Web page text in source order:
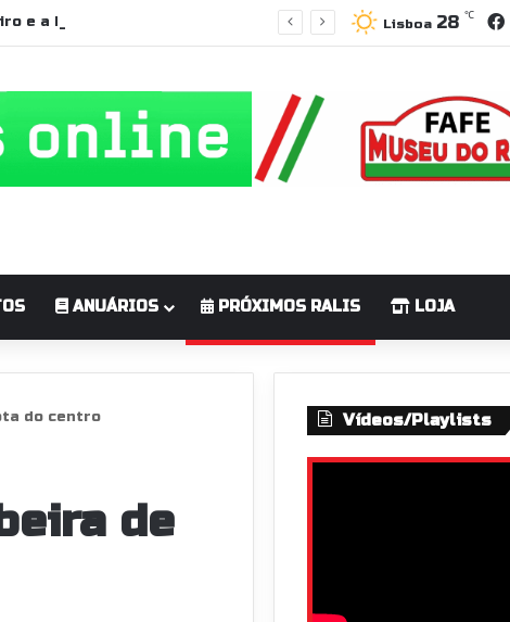
e a Lã” 2026 Lisboa 28 ℃
ANUÁRIOS PRÓXIMOS RALIS LOJA
do centro
de
Vídeos/Playlists